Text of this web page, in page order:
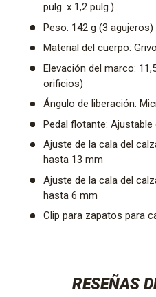
pulg. x 1,2 pulg.)
Peso: 142 g (3
Material del cuerpo:
Elevación del marco:
orificios)
Ángulo de liberación:
Pedal flotante: Ajustable
Ajuste de la cala del
hasta 13 mm
Ajuste de la cala del
hasta 6 mm
Clip para zapatos para
RESEÑAS